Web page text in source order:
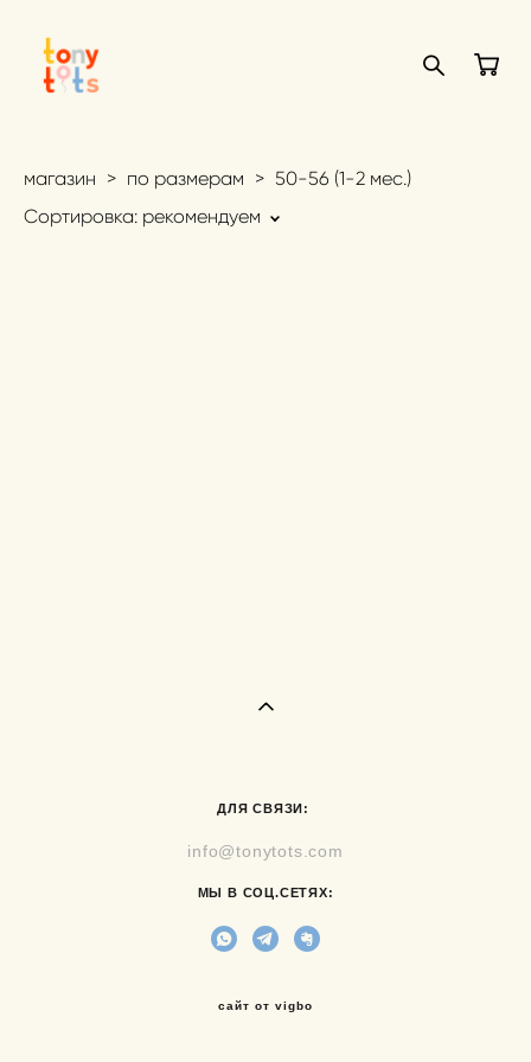
магазин > по размерам > 50-56 (1-2 мес.)
Сортировка: рекомендуем
ДЛЯ СВЯЗИ:
info@tonytots.com
МЫ В СОЦ.СЕТЯХ:
сайт от vigbo